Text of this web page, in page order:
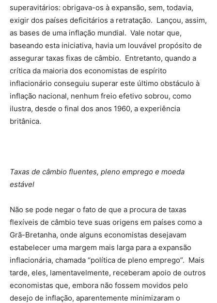
superavitários: obrigava-os à expansão, sem, todavia,
exigir dos países deficitários a retratação. Lançou, assim,
as bases de uma inflação mundial. Vale notar que,
baseando esta iniciativa, havia um louvável propósito de
assegurar taxas fixas de câmbio. Entretanto, quando a
crítica da maioria dos economistas de espírito
inflacionário conseguiu superar este último obstáculo à
inflação nacional, nenhum freio efetivo sobrou, como
ilustra, desde o final dos anos 1960, a experiência
britânica.
Taxas de câmbio fluentes, pleno emprego e moeda
estável
Não se pode negar o fato de que a procura de taxas
flexíveis de câmbio teve suas origens em países como a
Grã-Bretanha, onde alguns economistas desejavam
estabelecer uma margem mais larga para a expansão
inflacionária, chamada “política de pleno emprego”. Mais
tarde, eles, lamentavelmente, receberam apoio de outros
economistas que, embora não fossem movidos pelo
desejo de inflação, aparentemente minimizaram o